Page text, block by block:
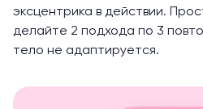
эксцентрика в действии.
делайте 2 подхода по 3
тело не адаптируется.